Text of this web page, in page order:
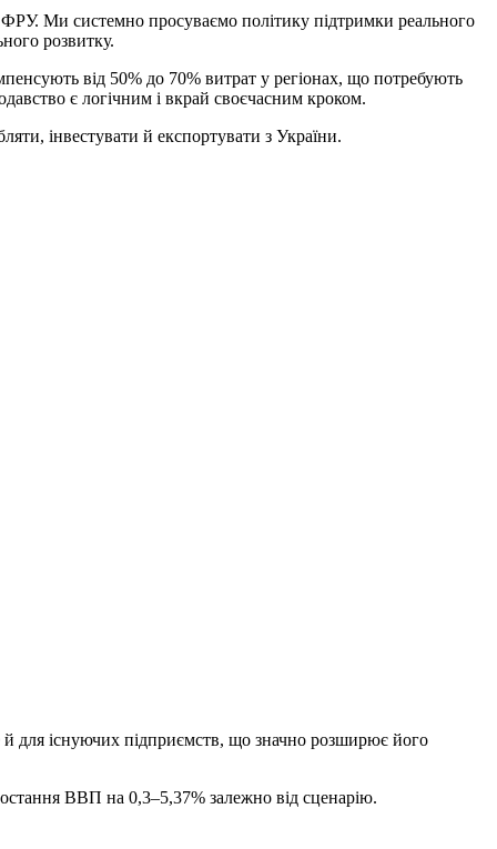
ФРУ. Ми системно просуваємо політику підтримки реального
розвитку.
від 50% до 70% витрат у регіонах, що потребують
є логічним і вкрай своєчасним кроком.
інвестувати й експортувати з України.
й для існуючих підприємств, що значно розширює його
ВВП на 0,3–5,37% залежно від сценарію.